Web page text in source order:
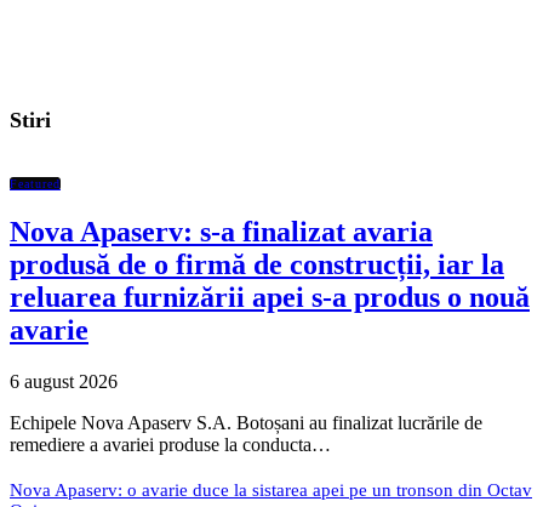
Stiri
Featured
Nova Apaserv: s-a finalizat avaria
produsă de o firmă de construcții, iar la
reluarea furnizării apei s-a produs o nouă
avarie
6 august 2026
Echipele Nova Apaserv S.A. Botoșani au finalizat lucrările de
remediere a avariei produse la conducta…
Nova Apaserv: o avarie duce la sistarea apei pe un tronson din Octav